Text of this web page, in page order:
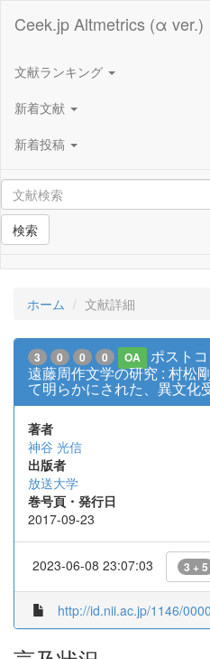
Ceek.jp Altmetrics (α ver.)
文献ランキング
新着文献
新着投稿
検索
ホーム 文献詳細
3 0 0 0 OA
ポスト
遠藤周作文学の研究 : 村松
て明らかにされた、異文化
著者
神谷 光信
出版者
放送大学
巻号頁・発行日
2017-09-23
2023-06-08 23:07:03 3 + 5
http://id.nii.ac.jp/1146/